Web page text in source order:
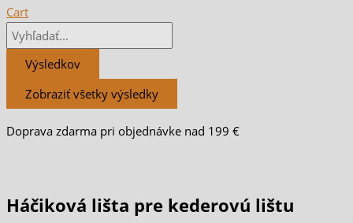
Cart
Výsledkov
Zobraziť všetky výsledky
Doprava zdarma pri objednávke nad 199 €
Háčiková lišta pre kederovú lištu